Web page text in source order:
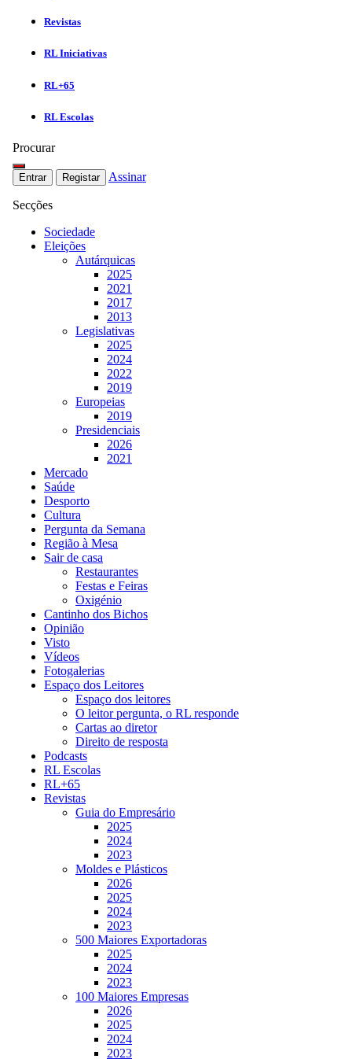
Revistas
RL Iniciativas
RL+65
RL Escolas
Procurar
Entrar Registar Assinar
Secções
Sociedade
Eleições
Autárquicas
2025
2021
2017
2013
Legislativas
2025
2024
2022
2019
Europeias
2019
Presidenciais
2026
2021
Mercado
Saúde
Desporto
Cultura
Pergunta da Semana
Região à Mesa
Sair de casa
Restaurantes
Festas e Feiras
Oxigénio
Cantinho dos Bichos
Opinião
Visto
Vídeos
Fotogalerias
Espaço dos Leitores
Espaço dos leitores
O leitor pergunta, o RL responde
Cartas ao diretor
Direito de resposta
Podcasts
RL Escolas
RL+65
Revistas
Guia do Empresário
2025
2024
2023
Moldes e Plásticos
2026
2025
2024
2023
500 Maiores Exportadoras
2025
2024
2023
100 Maiores Empresas
2026
2025
2024
2023